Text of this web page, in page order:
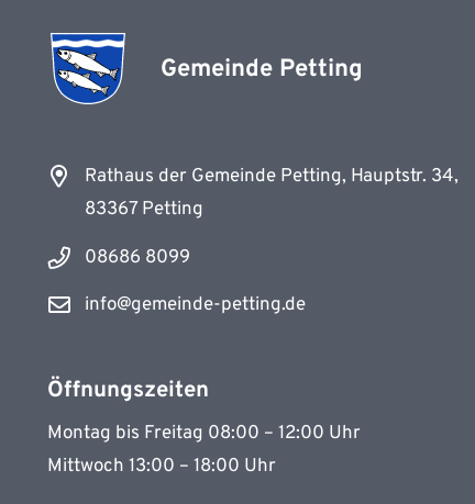
Gemeinde Petting
Rathaus der Gemeinde Petting, Hauptstr. 34,
83367 Petting
08686 8099
info@gemeinde-petting.de
Öffnungszeiten
Montag bis Freitag 08:00 – 12:00 Uhr
Mittwoch 13:00 – 18:00 Uhr